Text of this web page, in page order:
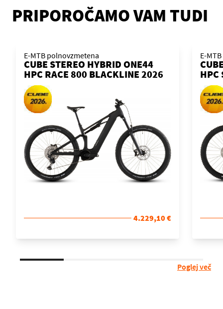
PRIPOROČAMO VAM TUDI
E-MTB polnovzmetena
CUBE STEREO HYBRID ONE44
HPC RACE 800 BLACKLINE 2026
KOLO
4.229,10 €
E-
HPC
Poglej več